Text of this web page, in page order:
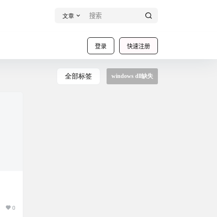
文章
登录 快速注册
全部标签 windows dll缺失
0